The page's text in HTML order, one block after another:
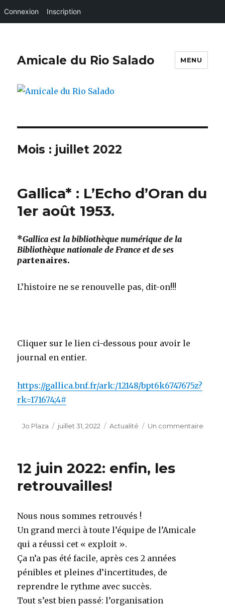
Connexion Inscription
Amicale du Rio Salado MENU
Mois : juillet 2022
Gallica* : L’Echo d’Oran du
1er août 1953.
*Gallica est la bibliothèque numérique de la
Bibliothèque nationale de France et de ses
partenaires.
L’histoire ne se renouvelle pas, dit-on!!!
Cliquer sur le lien ci-dessous pour avoir le
journal en entier.
https://gallica.bnf.fr/ark:/12148/bpt6k6747675z?
rk=171674;4#
Auteur
Jo Plaza
Publié
juillet 31, 2022 Catégories
Actualité Un commentaire
12 juin 2022: enfin, les
retrouvailles!
Nous nous sommes retrouvés !
Un grand merci à toute l’équipe de l’Amicale
qui a réussi cet « exploit ».
Ça n’a pas été facile, après ces 2 années
pénibles et pleines d’incertitudes, de
reprendre le rythme avec succès.
Tout s’est bien passé: l’organisation